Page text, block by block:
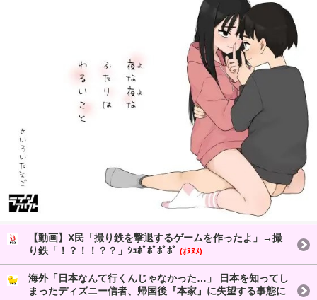
【動画】X民「撮り鉄を撃退するゲームを作ったよ」→撮
り鉄「！？！！？？」ｼｭﾎﾟﾎﾟﾎﾟﾎﾟ (ｵﾇﾇﾒ)
海外「日本なんて行くんじゃなかった…」 日本を知ってし
まったディズニー信者、帰国後『本家』に失望する事態に